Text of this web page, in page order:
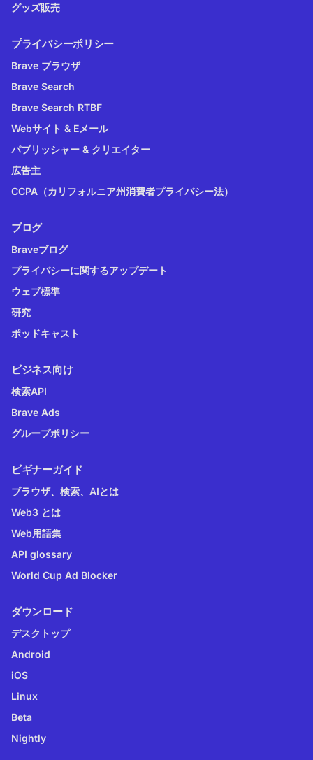
グッズ販売
プライバシーポリシー
Brave ブラウザ
Brave Search
Brave Search RTBF
Webサイト & Eメール
パブリッシャー & クリエイター
広告主
CCPA（カリフォルニア州消費者プライバシー法）
ブログ
Braveブログ
プライバシーに関するアップデート
ウェブ標準
研究
ポッドキャスト
ビジネス向け
検索API
Brave Ads
グループポリシー
ビギナーガイド
ブラウザ、検索、AIとは
Web3 とは
Web用語集
API glossary
World Cup Ad Blocker
ダウンロード
デスクトップ
Android
iOS
Linux
Beta
Nightly